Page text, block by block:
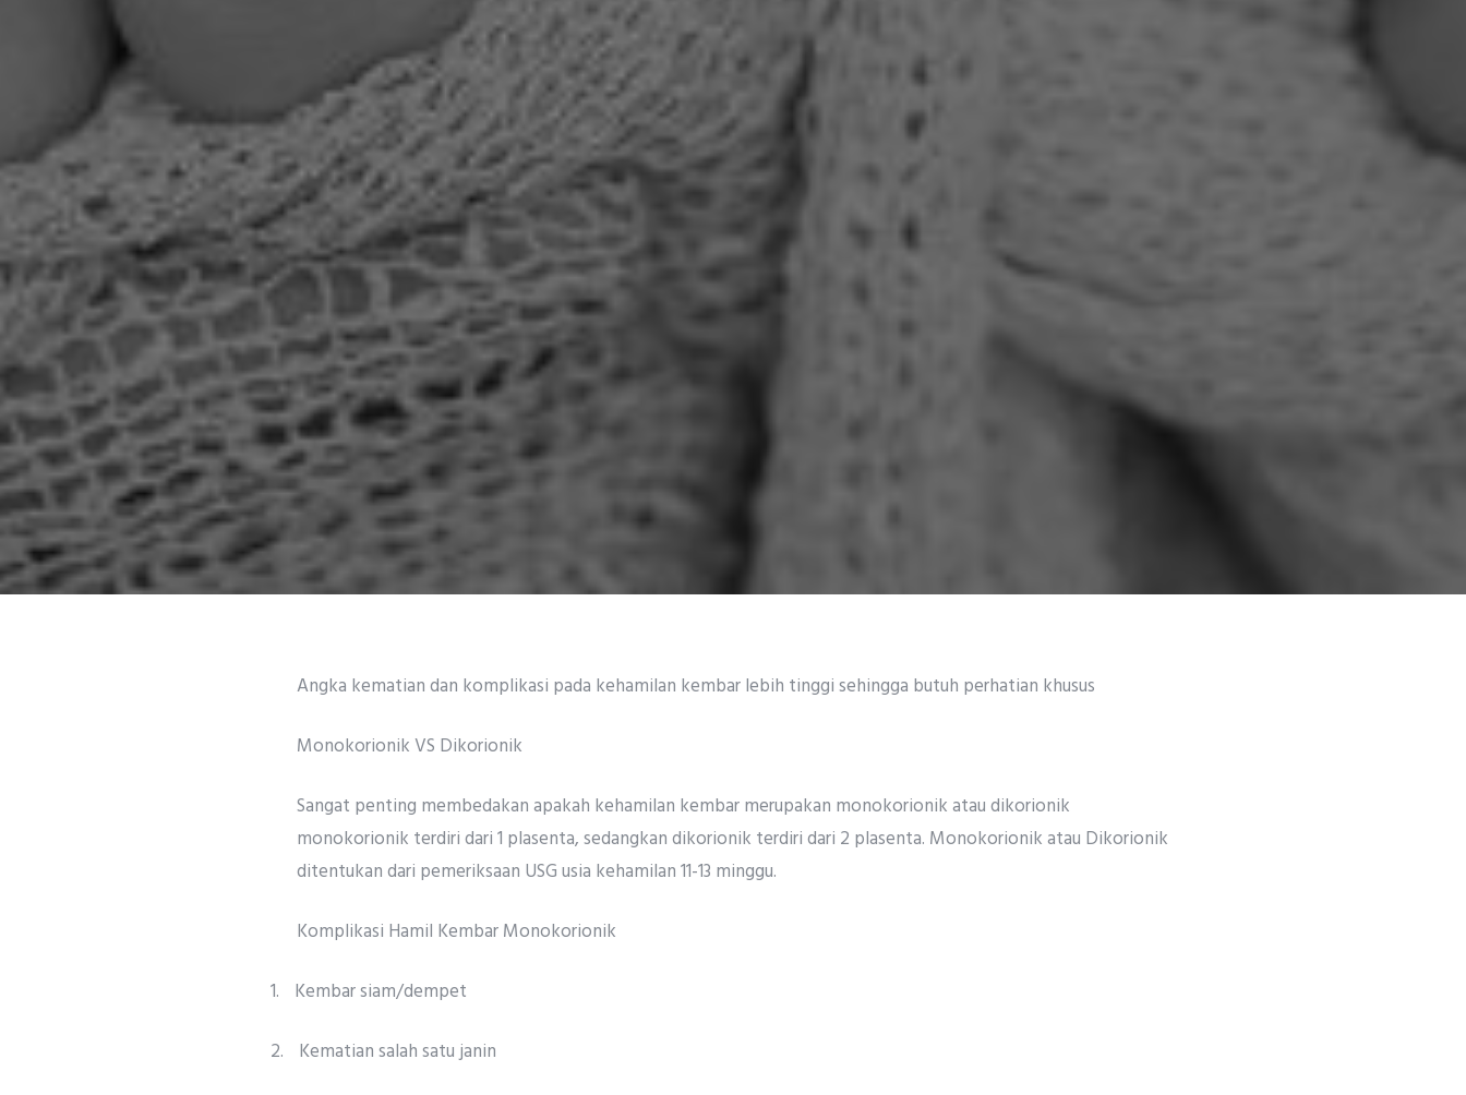
Angka kematian dan komplikasi pada kehamilan kembar lebih tinggi sehingga butuh perhatian khusus
Monokorionik VS Dikorionik
Sangat penting membedakan apakah kehamilan kembar merupakan monokorionik atau dikorionik
monokorionik terdiri dari 1 plasenta, sedangkan dikorionik terdiri dari 2 plasenta. Monokorionik atau Dikorionik
ditentukan dari pemeriksaan USG usia kehamilan 11-13 minggu.
Komplikasi Hamil Kembar Monokorionik
1. Kembar siam/dempet
2. Kematian salah satu janin